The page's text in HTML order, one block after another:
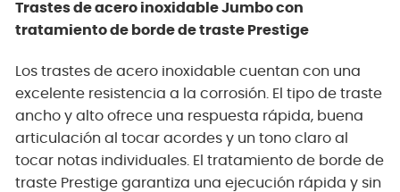
Trastes de acero inoxidable Jumbo con
tratamiento de borde de traste Prestige
Los trastes de acero inoxidable cuentan con una
excelente resistencia a la corrosión. El tipo de traste
ancho y alto ofrece una respuesta rápida, buena
articulación al tocar acordes y un tono claro al
tocar notas individuales. El tratamiento de borde de
traste Prestige garantiza una ejecución rápida y sin